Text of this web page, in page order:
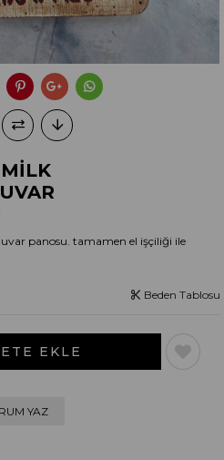
panosu. tamamen el işçiliği ile
Beden Tablosu
YAZ